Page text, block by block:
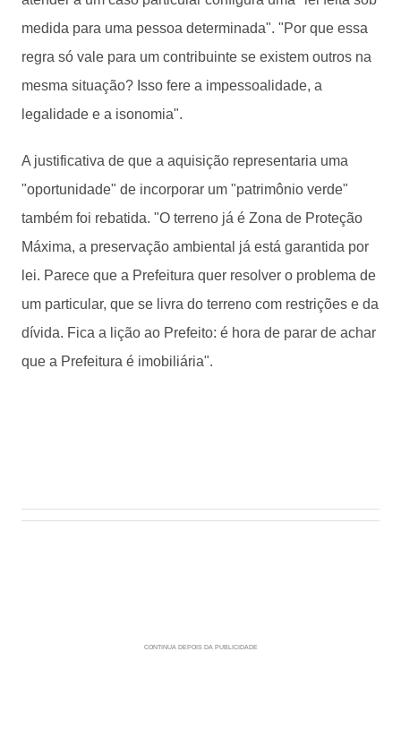
medida para uma pessoa determinada". "Por que essa
regra só vale para um contribuinte se existem outros na
mesma situação? Isso fere a impessoalidade, a
legalidade e a isonomia".
A justificativa de que a aquisição representaria uma
"oportunidade" de incorporar um "patrimônio verde"
também foi rebatida. "O terreno já é Zona de Proteção
Máxima, a preservação ambiental já está garantida por
lei. Parece que a Prefeitura quer resolver o problema de
um particular, que se livra do terreno com restrições e da
dívida. Fica a lição ao Prefeito: é hora de parar de achar
que a Prefeitura é imobiliária".